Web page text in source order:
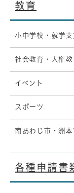
教育
小中学校・就学支
社会教育・人権教
イベント
スポーツ
南あわじ市・洲
各種申請書